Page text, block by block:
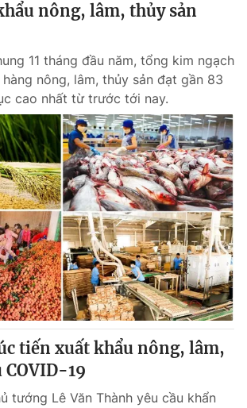
nông, lâm, thủy sản
11 tháng đầu năm, tổng kim ngạch
nông, lâm, thủy sản đạt gần 83
cao nhất từ trước tới nay.
tiến xuất khẩu nông, lâm,
COVID-19
tướng Lê Văn Thành yêu cầu khẩn